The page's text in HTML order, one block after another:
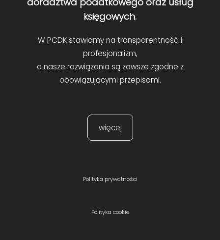
księgowych.
W PCDK stawiamy na transparentność i
profesjonalizm,
a nasze rozwiązania są zawsze zgodne z
obowiązującymi przepisami.
więcej
Polityka prywatności
Polityka cookie